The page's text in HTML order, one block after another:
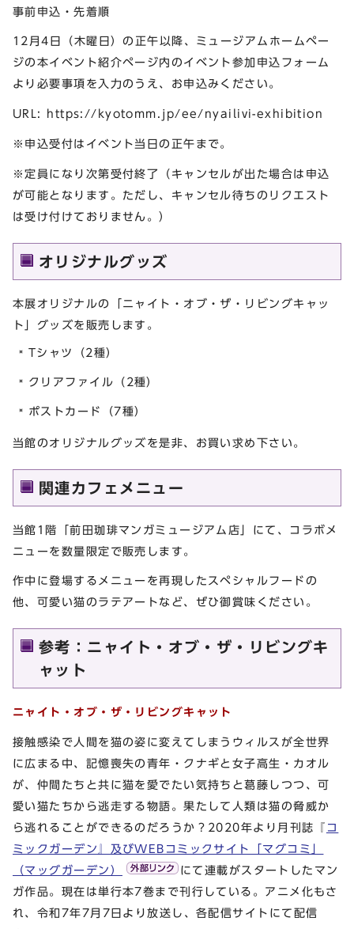
事前申込・先着順
12月4日（木曜日）の正午以降、ミュージアムホームペー
ジの本イベント紹介ページ内のイベント参加申込フォーム
より必要事項を入力のうえ、お申込みください。
URL: https://kyotomm.jp/ee/nyailivi-exhibition
※申込受付はイベント当日の正午まで。
※定員になり次第受付終了（キャンセルが出た場合は申込
が可能となります。ただし、キャンセル待ちのリクエスト
は受け付けておりません。）
オリジナルグッズ
本展オリジナルの「ニャイト・オブ・ザ・リビングキャッ
ト」グッズを販売します。
Tシャツ（2種）
クリアファイル（2種）
ポストカード（7種）
当館のオリジナルグッズを是非、お買い求め下さい。
関連カフェメニュー
当館1階「前田珈琲マンガミュージアム店」にて、コラボメ
ニューを数量限定で販売します。
作中に登場するメニューを再現したスペシャルフードの
他、可愛い猫のラテアートなど、ぜひ御賞味ください。
参考：ニャイト・オブ・ザ・リビングキ
ャット
ニャイト・オブ・ザ・リビングキャット
接触感染で人間を猫の姿に変えてしまうウィルスが全世界
に広まる中、記憶喪失の青年・クナギと女子高生・カオル
が、仲間たちと共に猫を愛でたい気持ちと葛藤しつつ、可
愛い猫たちから逃走する物語。果たして人類は猫の脅威か
ら逃れることができるのだろうか？2020年より月刊誌『 コ
ミックガーデン』及びWEBコミックサイト「マグコミ」
（マッグガーデン）
にて連載がスタートしたマン
ガ作品。現在は単行本7巻まで刊行している。アニメ化もさ
れ、令和7年7月7日より放送し、各配信サイトにて配信